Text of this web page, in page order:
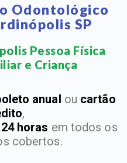
Odontológico
SP
Pessoa Física
e Criança​
anual ou cartão
,
horas em todos os
cobertos.